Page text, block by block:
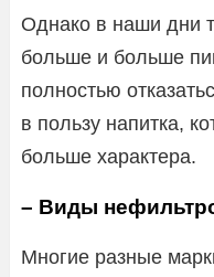
Однако в наши дни
больше и больше
полностью
в пользу напитка,
больше характера.
– Виды
Многие разные